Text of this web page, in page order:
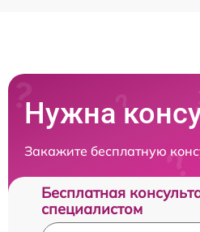
Нужна
Закажите бесплатную
Бесплатная
специалистом